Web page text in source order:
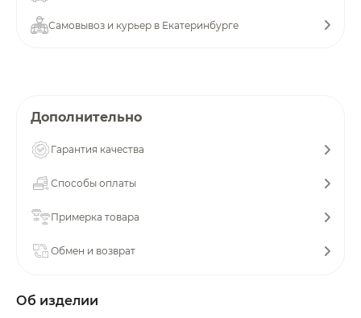
Самовывоз и курьер в Екатеринбурге
Дополнительно
Гарантия качества
Способы оплаты
Примерка товара
Обмен и возврат
Об изделии
об оплате Плайтом
недели
8 800 302-02-51